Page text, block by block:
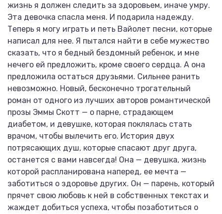
жизнь я должен следить за здоровьем, иначе умру.
Эта девочка спасла меня. И подарила надежду.
Теперь я могу играть и петь Вайолет песни, которые
написал для нее. Я пытался найти в себе мужество
сказать, что я бедный бездомный ребенок, и мне
нечего ей предложить, кроме своего сердца. А она
предложила остаться друзьями. Сильнее ранить
невозможно. Новый, бесконечно трогательный
роман от одного из лучших авторов романтической
прозы Эммы Скотт — о парне, страдающем
диабетом, и девушке, которая поклялась стать
врачом, чтобы вылечить его. История двух
потрясающих душ, которые спасают друг друга,
останется с вами навсегда! Она — девушка, жизнь
которой распланирована наперед, ее мечта —
заботиться о здоровье других. Он — парень, который
прячет свою любовь к ней в собственных текстах и
жаждет добиться успеха, чтобы позаботиться о